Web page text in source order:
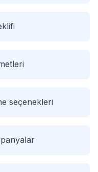
seçenekleri